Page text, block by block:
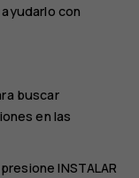
con
buscar
en las
presioneINSTALAR